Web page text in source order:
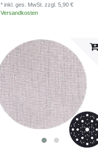
* inkl. ges. MwSt. zzgl. 5,90 €
Versandkosten